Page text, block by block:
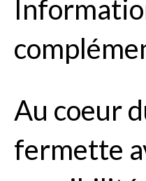
Au coeur
fermette